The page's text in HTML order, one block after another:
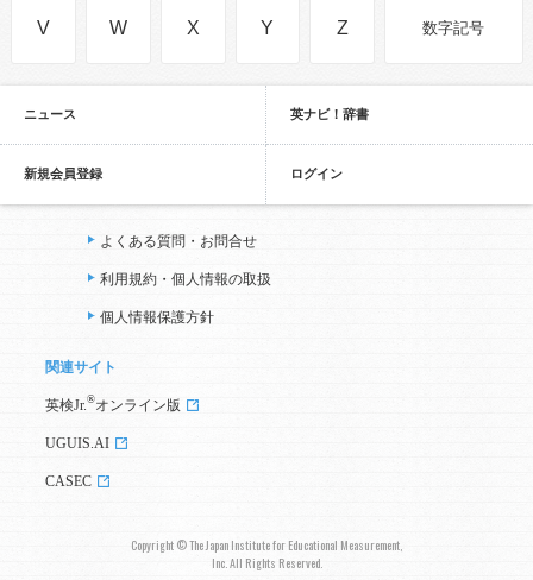
V W X Y Z 数字記号
ニュース 英ナビ！辞書
新規会員登録 ログイン
よくある質問・お問合せ
利用規約・個人情報の取扱
個人情報保護方針
関連サイト
英検Jr. ®オンライン版
UGUIS.AI
CASEC
Copyright © The Japan Institute for Educational Measurement,
Inc. All Rights Reserved.